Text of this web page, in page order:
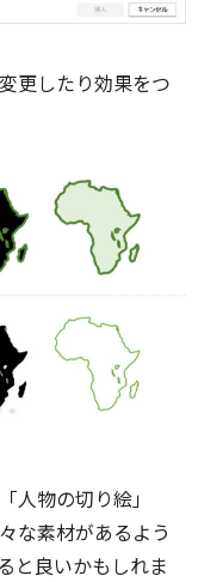
更したり効果をつ
人物の切り絵」
な素材があるよう
と良いかもしれま